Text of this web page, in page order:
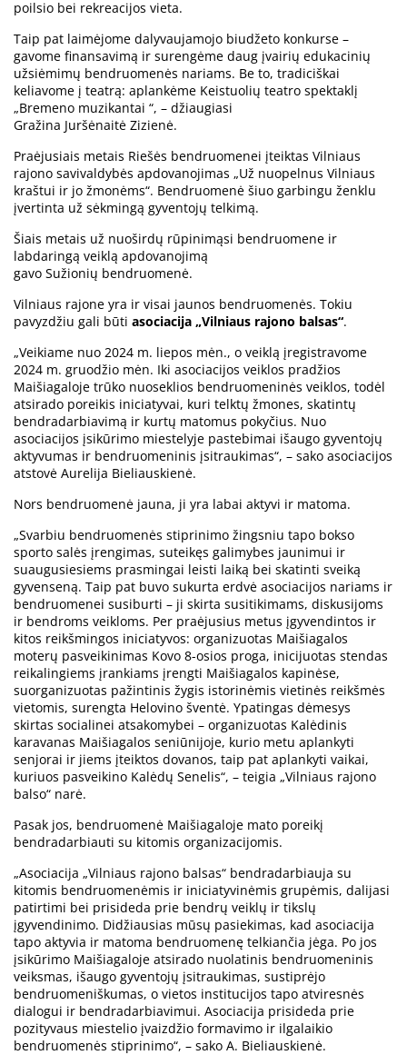
poilsio bei rekreacijos vieta.
Taip pat laimėjome dalyvaujamojo biudžeto konkurse –
gavome finansavimą ir surengėme daug įvairių edukacinių
užsiėmimų bendruomenės nariams. Be to, tradiciškai
keliavome į teatrą: aplankėme Keistuolių teatro spektaklį
„Bremeno muzikantai “, – džiaugiasi
Gražina Juršėnaitė Zizienė.
Praėjusiais metais Riešės bendruomenei įteiktas Vilniaus
rajono savivaldybės apdovanojimas „Už nuopelnus Vilniaus
kraštui ir jo žmonėms“. Bendruomenė šiuo garbingu ženklu
įvertinta už sėkmingą gyventojų telkimą.
Šiais metais už nuoširdų rūpinimąsi bendruomene ir
labdaringą veiklą apdovanojimą
gavo Sužionių bendruomenė.
Vilniaus rajone yra ir visai jaunos bendruomenės. Tokiu
pavyzdžiu gali būti asociacija „Vilniaus rajono balsas“.
„Veikiame nuo 2024 m. liepos mėn., o veiklą įregistravome
2024 m. gruodžio mėn. Iki asociacijos veiklos pradžios
Maišiagaloje trūko nuoseklios bendruomeninės veiklos, todėl
atsirado poreikis iniciatyvai, kuri telktų žmones, skatintų
bendradarbiavimą ir kurtų matomus pokyčius. Nuo
asociacijos įsikūrimo miestelyje pastebimai išaugo gyventojų
aktyvumas ir bendruomeninis įsitraukimas“, – sako asociacijos
atstovė Aurelija Bieliauskienė.
Nors bendruomenė jauna, ji yra labai aktyvi ir matoma.
„Svarbiu bendruomenės stiprinimo žingsniu tapo bokso
sporto salės įrengimas, suteikęs galimybes jaunimui ir
suaugusiesiems prasmingai leisti laiką bei skatinti sveiką
gyvenseną. Taip pat buvo sukurta erdvė asociacijos nariams ir
bendruomenei susiburti – ji skirta susitikimams, diskusijoms
ir bendroms veikloms. Per praėjusius metus įgyvendintos ir
kitos reikšmingos iniciatyvos: organizuotas Maišiagalos
moterų pasveikinimas Kovo 8-osios proga, inicijuotas stendas
reikalingiems įrankiams įrengti Maišiagalos kapinėse,
suorganizuotas pažintinis žygis istorinėmis vietinės reikšmės
vietomis, surengta Helovino šventė. Ypatingas dėmesys
skirtas socialinei atsakomybei – organizuotas Kalėdinis
karavanas Maišiagalos seniūnijoje, kurio metu aplankyti
senjorai ir jiems įteiktos dovanos, taip pat aplankyti vaikai,
kuriuos pasveikino Kalėdų Senelis“, – teigia „Vilniaus rajono
balso“ narė.
Pasak jos, bendruomenė Maišiagaloje mato poreikį
bendradarbiauti su kitomis organizacijomis.
„Asociacija „Vilniaus rajono balsas“ bendradarbiauja su
kitomis bendruomenėmis ir iniciatyvinėmis grupėmis, dalijasi
patirtimi bei prisideda prie bendrų veiklų ir tikslų
įgyvendinimo. Didžiausias mūsų pasiekimas, kad asociacija
tapo aktyvia ir matoma bendruomenę telkiančia jėga. Po jos
įsikūrimo Maišiagaloje atsirado nuolatinis bendruomeninis
veiksmas, išaugo gyventojų įsitraukimas, sustiprėjo
bendruomeniškumas, o vietos institucijos tapo atviresnės
dialogui ir bendradarbiavimui. Asociacija prisideda prie
pozityvaus miestelio įvaizdžio formavimo ir ilgalaikio
bendruomenės stiprinimo“, – sako A. Bieliauskienė.